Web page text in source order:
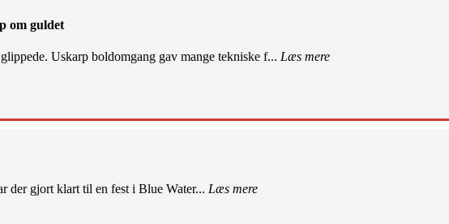
om guldet
Uskarp boldomgang gav mange tekniske f... Læs mere
der gjort klart til en fest i Blue Water... Læs mere